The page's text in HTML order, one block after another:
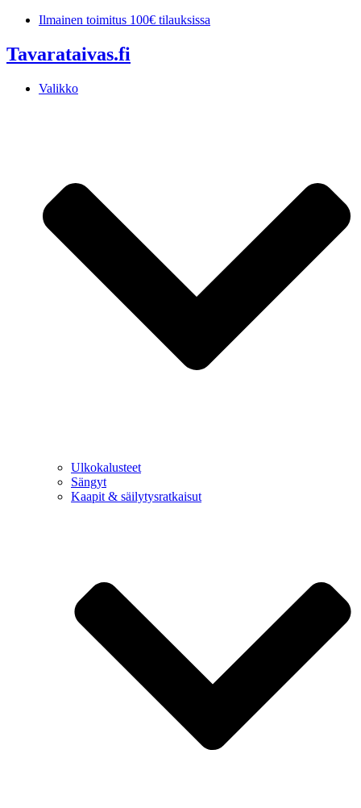
Mene
Ilmainen toimitus 100€ tilauksissa
Tavarataivas.fi
Valikko
Ulkokalusteet
Sängyt
Kaapit & säilytysratkaisut